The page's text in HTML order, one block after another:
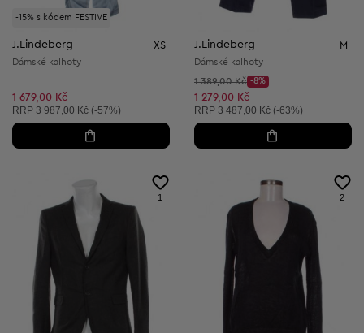
-15% s kódem FESTIVE
J.Lindeberg XS
Dámské kalhoty
1 679,00 Kč
Doporučená cena:
RRP 3 987,00 Kč (-57%)
J.Lindeberg M
Dámské kalhoty
Původní cena:
1 389,00 Kč
Discount Price:
-8%
Snížená cena:
1 279,00 Kč
Doporučená cena:
RRP 3 487,00 Kč (-63%)
1 2